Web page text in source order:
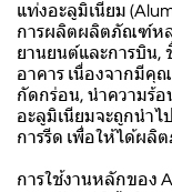
แท่งอะลูมิเนียม
การผลิตผลิตภัณฑ์หล
ยานยนต์และการบิน,
อาคาร เนื่องจากมีคุ
กัดกร่อน, นำความร้
อะลูมิเนียมจะถูกนำไ
การรีด เพื่อให้ได้ผลิ
การใช้งานหลักของ